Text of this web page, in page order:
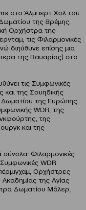
στο Άλμπερτ Χολ του
της Βρέμης.
Ορχήστρα της
τις Φιλαρμονικές
διηύθυνε επίσης μια
της Βαυαρίας) στο
τις Συμφωνικές
της Σουηδικής
της Ευρώπης.
WDR, της
της
και της
σύνολα: Φιλαρμονικές
WDR
Ορχήστρες
της Αγίας
Δωματίου Μάλερ,